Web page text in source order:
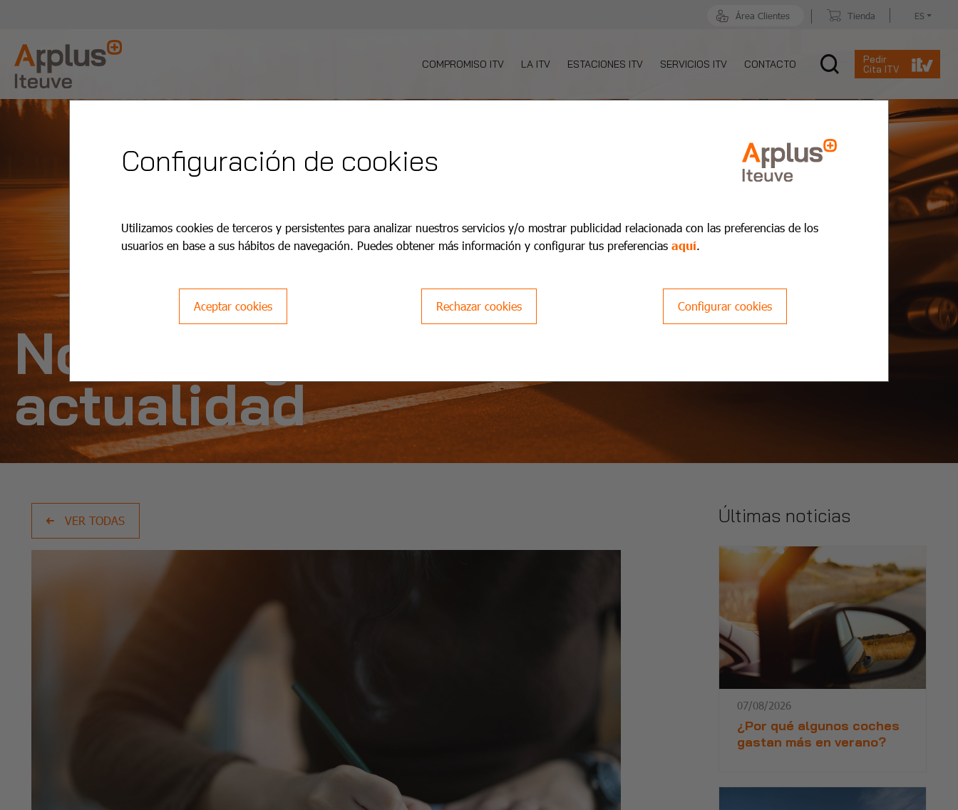
Área Clientes Tienda ES
COMPROMISO ITV LA ITV ESTACIONES ITV SERVICIOS ITV CONTACTO
Pedir
Cita ITV
Noticias y
actualidad
VER TODAS Últimas noticias
07/08/2026
¿Por qué algunos coches
gastan más en verano?
Configuración de cookies
Utilizamos cookies de terceros y persistentes para analizar nuestros servicios y/o mostrar publicidad relacionada con las preferencias de los
usuarios en base a sus hábitos de navegación. Puedes obtener más información y configurar tus preferencias aquí.
Aceptar cookies Rechazar cookies Configurar cookies